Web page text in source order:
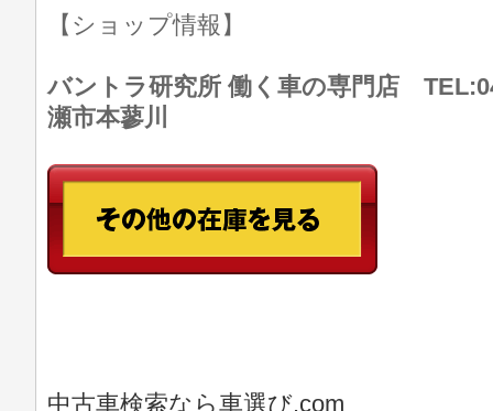
【ショップ情報】
バントラ研究所 働く車の専門店
瀬市本蓼川
中古車検索なら車選び.com